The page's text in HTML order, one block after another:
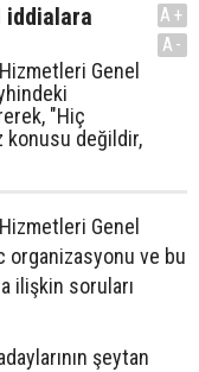
iddialara
Genel
"Hiç
konusu değildir,
A+
A-
Genel
organizasyonu ve bu
ilişkin soruları
şeytan